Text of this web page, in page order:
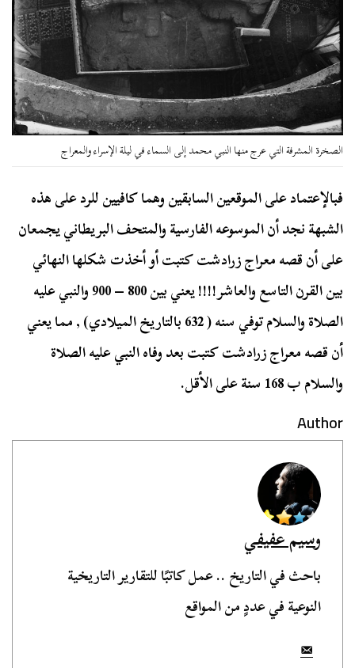
الصخرة المشرفة التي عرج منها النبي محمد إلى السماء في ليلة الإسراء والمعراج
فبالإعتماد على الموقعين السابقين وهما كافيين للرد على هذه
الشبهة نجد أن الموسوعه الفارسية والمتحف البريطاني يجمعان
على أن قصه معراج زرادشت كتبت أو أخذت شكلها النهائي
بين القرن التاسع والعاشر!!!! يعني بين 800 – 900 والنبي عليه
الصلاة والسلام توفي سنه ( 632 بالتاريخ الميلادي) , مما يعني
أن قصه معراج زرادشت كتبت بعد وفاه النبي عليه الصلاة
والسلام ب 168 سنة على الأقل.
Author
وسيم عفيفي
باحث في التاريخ .. عمل كاتبًا للتقارير التاريخية
النوعية في عددٍ من المواقع